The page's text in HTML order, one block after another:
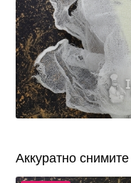
Аккуратно